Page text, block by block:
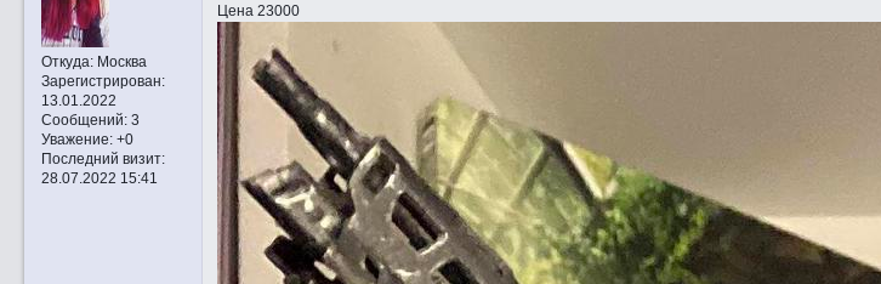
Откуда:Москва
Зарегистрирован:
13.01.2022
Сообщений:3
Уважение: +0
Последний визит:
28.07.2022 15:41
Цена 23000